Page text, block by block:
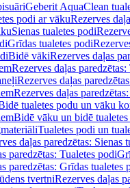
Geberit AquaClean
podi ar vākuRezerves
Sienas tualetes podi
Grīdas tualetes podi
Bidē vākiRezerves daļas
Rezerves daļas paredzētas:
Rezerves daļas
Rezerves daļas
tualetes podu un vāku
Bidē vāku un bidē
Tualetes podi un
daļas paredzētas: Sienas
paredzētas: Tualetes podi
paredzētas: Grīdas tualetes
tvertniRezerves daļas